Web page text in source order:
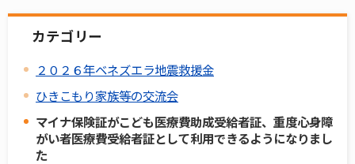
カテゴリー
２０２６年ベネズエラ地震救援金
ひきこもり家族等の交流会
マイナ保険証がこども医療費助成受給者証、重度心身障
がい者医療費受給者証として利用できるようになりまし
た